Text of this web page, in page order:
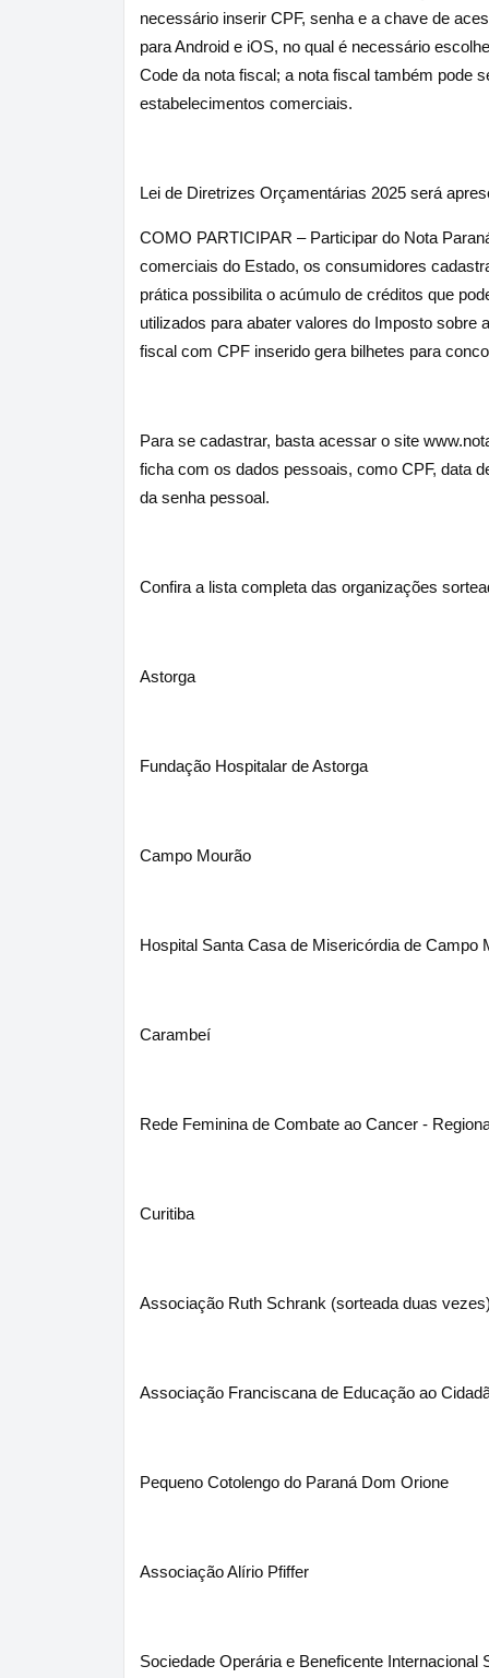
necessário inserir CPF, senha e a chave de
para Android e iOS, no qual é necessário
Code da nota fiscal; a nota fiscal também pode
estabelecimentos comerciais.
Lei de Diretrizes Orçamentárias 2025 será
COMO PARTICIPAR – Participar do Nota
comerciais do Estado, os consumidores
prática possibilita o acúmulo de créditos que
utilizados para abater valores do Imposto sobre
fiscal com CPF inserido gera bilhetes para
Para se cadastrar, basta acessar o site
ficha com os dados pessoais, como CPF, data
da senha pessoal.
Confira a lista completa das organizações
Astorga
Fundação Hospitalar de Astorga
Campo Mourão
Hospital Santa Casa de Misericórdia de Campo
Carambeí
Rede Feminina de Combate ao Cancer -
Curitiba
Associação Ruth Schrank (sorteada duas vezes)
Associação Franciscana de Educação ao
Pequeno Cotolengo do Paraná Dom Orione
Associação Alírio Pfiffer
Sociedade Operária e Beneficente Internacional